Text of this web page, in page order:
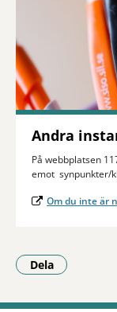
Andra
På webbplatsen
emot synpunkter/
Om du inte är
Dela
- Klicka för